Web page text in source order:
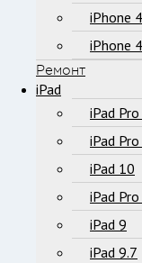
iPhone
iPhone 4
Ремонт
iPad
iPad
iPad
iPad 10
iPad
iPad 9
iPad 9.7